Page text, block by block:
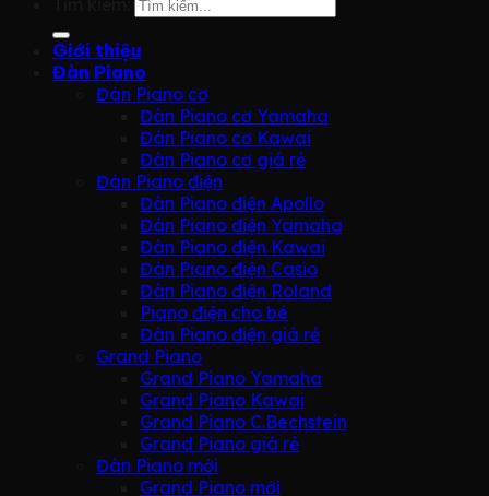
Giới thiệu
Đàn Piano
Đàn Piano cơ
Đàn Piano cơ Yamaha
Đàn Piano cơ Kawai
Đàn Piano cơ giá rẻ
Đàn Piano điện
Đàn Piano điện Apollo
Đàn Piano điện Yamaha
Đàn Piano điện Kawai
Đàn Piano điện Casio
Đàn Piano điện Roland
Piano điện cho bé
Đàn Piano điện giá rẻ
Grand Piano
Grand Piano Yamaha
Grand Piano Kawai
Grand Piano C.Bechstein
Grand Piano giá rẻ
Đàn Piano mới
Grand Piano mới